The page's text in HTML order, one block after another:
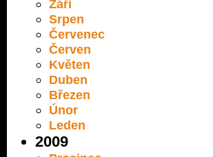
Září
Srpen
Červenec
Červen
Květen
Duben
Březen
Únor
Leden
2009